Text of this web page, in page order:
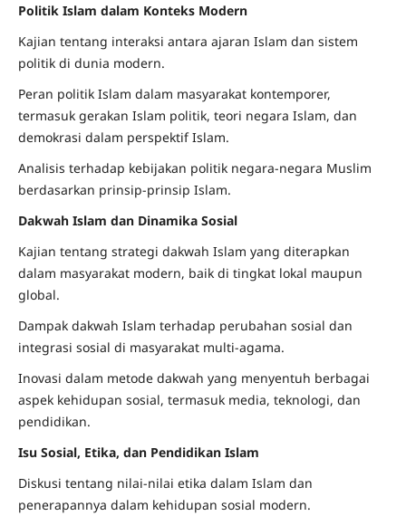
Politik Islam dalam Konteks Modern
Kajian tentang interaksi antara ajaran Islam dan sistem
politik di dunia modern.
Peran politik Islam dalam masyarakat kontemporer,
termasuk gerakan Islam politik, teori negara Islam, dan
demokrasi dalam perspektif Islam.
Analisis terhadap kebijakan politik negara-negara Muslim
berdasarkan prinsip-prinsip Islam.
Dakwah Islam dan Dinamika Sosial
Kajian tentang strategi dakwah Islam yang diterapkan
dalam masyarakat modern, baik di tingkat lokal maupun
global.
Dampak dakwah Islam terhadap perubahan sosial dan
integrasi sosial di masyarakat multi-agama.
Inovasi dalam metode dakwah yang menyentuh berbagai
aspek kehidupan sosial, termasuk media, teknologi, dan
pendidikan.
Isu Sosial, Etika, dan Pendidikan Islam
Diskusi tentang nilai-nilai etika dalam Islam dan
penerapannya dalam kehidupan sosial modern.